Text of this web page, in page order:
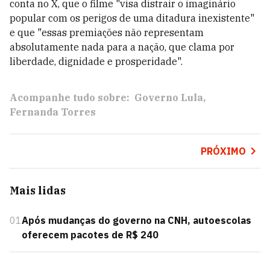
conta no X, que o filme "visa distrair o imaginário
popular com os perigos de uma ditadura inexistente"
e que "essas premiações não representam
absolutamente nada para a nação, que clama por
liberdade, dignidade e prosperidade".
Acompanhe tudo sobre: Governo Lula
Fernanda Torres
PRÓXIMO
Mais lidas
01Após mudanças do governo na CNH, autoescolas
oferecem pacotes de R$ 240